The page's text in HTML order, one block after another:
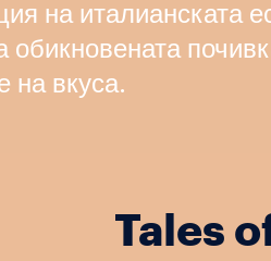
на италианската
обикновената
на вкуса.
Tales